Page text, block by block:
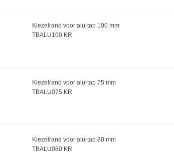
Kiezelrand voor alu-tap 100 mm
TBALU100 KR
Kiezelrand voor alu-tap 75 mm
TBALU075 KR
Kiezelrand voor alu-tap 80 mm
TBALU080 KR